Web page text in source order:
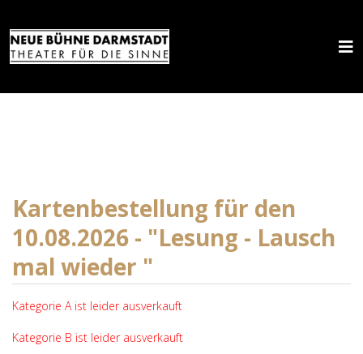
Kartenbestellung für den
10.08.2026 - "Lesung - Lausch
mal wieder "
Kategorie A ist leider ausverkauft
Kategorie B ist leider ausverkauft